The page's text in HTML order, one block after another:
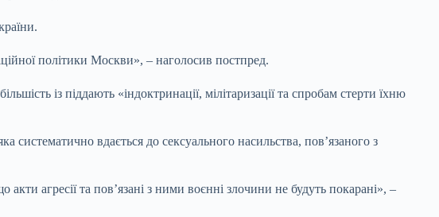
політики Москви», – наголосив постпред.
із піддають «індоктринації, мілітаризації та спробам стерти їхню
вдається до сексуального насильства, пов’язаного з
агресії та пов’язані з ними воєнні злочини не будуть покарані», –